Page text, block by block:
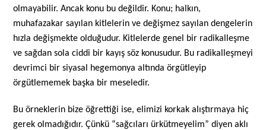
olmayabilir. Ancak konu bu değildir. Konu; halkın,
muhafazakar sayılan kitlelerin ve değişmez sayılan dengelerin
hızla değişmekte olduğudur. Kitlelerde genel bir radikalleşme
ve sağdan sola ciddi bir kayış söz konusudur. Bu radikalleşmeyi
devrimci bir siyasal hegemonya altında örgütleyip
örgütlememek başka bir meseledir.
Bu örneklerin bize öğrettiği ise, elimizi korkak alıştırmaya hiç
gerek olmadığıdır. Çünkü “sağcıları ürkütmeyelim” diyen aklı